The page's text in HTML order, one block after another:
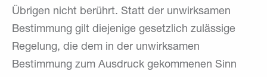
Übrigen nicht berührt. Statt der unwirksamen
Bestimmung gilt diejenige gesetzlich zulässige
Regelung, die dem in der unwirksamen
Bestimmung zum Ausdruck gekommenen Sinn